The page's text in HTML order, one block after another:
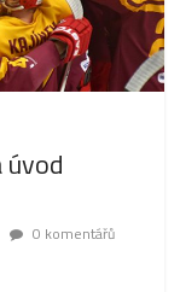
0 komentářů